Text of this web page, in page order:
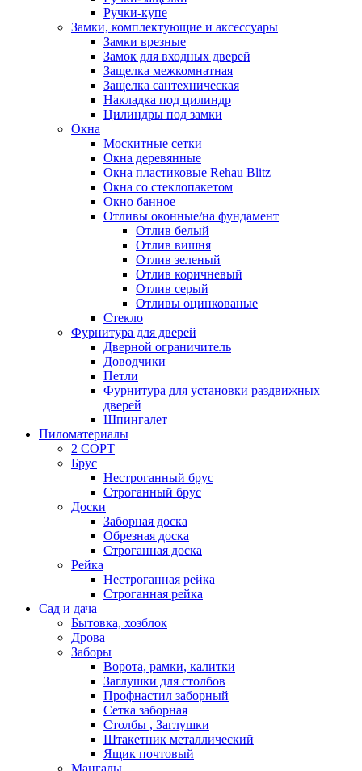
Ручки-купе
Замки, комплектующие и аксессуары
Замки врезные
Замок для входных дверей
Защелка межкомнатная
Защелка сантехническая
Накладка под цилиндр
Цилиндры под замки
Окна
Москитные сетки
Окна деревянные
Окна пластиковые Rehau Blitz
Окна со стеклопакетом
Окно банное
Отливы оконные/на фундамент
Отлив белый
Отлив вишня
Отлив зеленый
Отлив коричневый
Отлив серый
Отливы оцинкованые
Стекло
Фурнитура для дверей
Дверной ограничитель
Доводчики
Петли
Фурнитура для установки раздвижных
дверей
Шпингалет
Пиломатериалы
2 СОРТ
Брус
Нестроганный брус
Строганный брус
Доски
Заборная доска
Обрезная доска
Строганная доска
Рейка
Нестроганная рейка
Строганная рейка
Сад и дача
Бытовка, хозблок
Дрова
Заборы
Ворота, рамки, калитки
Заглушки для столбов
Профнастил заборный
Сетка заборная
Столбы , Заглушки
Штакетник металлический
Ящик почтовый
Мангалы